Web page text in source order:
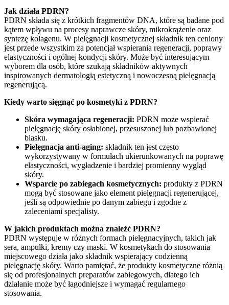
Jak działa PDRN?
PDRN składa się z krótkich fragmentów DNA, które są badane pod
kątem wpływu na procesy naprawcze skóry, mikrokrążenie oraz
syntezę kolagenu. W pielęgnacji kosmetycznej składnik ten ceniony
jest przede wszystkim za potencjał wspierania regeneracji, poprawy
elastyczności i ogólnej kondycji skóry. Może być interesującym
wyborem dla osób, które szukają składników aktywnych
inspirowanych dermatologią estetyczną i nowoczesną pielęgnacją
regenerującą.
Kiedy warto sięgnąć po kosmetyki z PDRN?
Skóra wymagająca regeneracji: PDRN może wspierać
pielęgnację skóry osłabionej, przesuszonej lub pozbawionej
blasku.
Pielęgnacja anti-aging: składnik ten jest często
wykorzystywany w formułach ukierunkowanych na poprawę
elastyczności, wygładzenie i bardziej promienny wygląd
skóry.
Wsparcie po zabiegach kosmetycznych: produkty z PDRN
mogą być stosowane jako element pielęgnacji regenerującej,
jeśli są odpowiednie po danym zabiegu i zgodne z
zaleceniami specjalisty.
W jakich produktach można znaleźć PDRN?
PDRN występuje w różnych formach pielęgnacyjnych, takich jak
sera, ampułki, kremy czy maski. W kosmetykach do stosowania
miejscowego działa jako składnik wspierający codzienną
pielęgnację skóry. Warto pamiętać, że produkty kosmetyczne różnią
się od profesjonalnych preparatów zabiegowych, dlatego ich
działanie może być łagodniejsze i wymagać regularnego
stosowania.